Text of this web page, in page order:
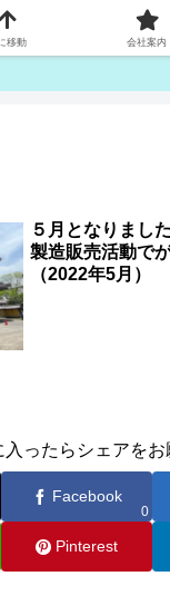
造販売は津田
５月となりまし
製造販売活動で
（2022年5月）
ったらシェアをお
Facebook
0
Pinterest
移動 会社案内